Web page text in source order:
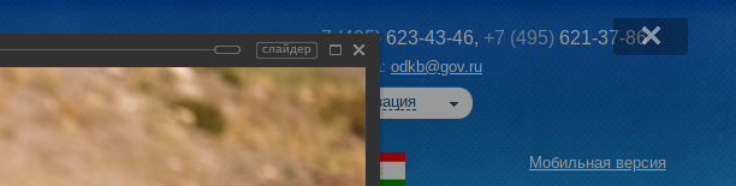
+7 (495) 623-43-46, +7 (495) 621-37-86
Эл. почта: odkb@gov.ru
Авторизация
Мобильная версия
слайдер